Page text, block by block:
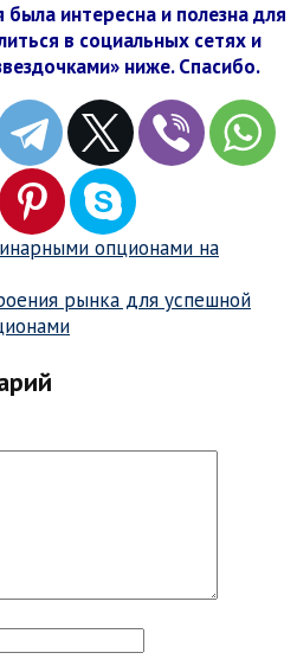
интересна и полезна для
в социальных сетях и
ниже. Спасибо.
опционами на
рынка для успешной